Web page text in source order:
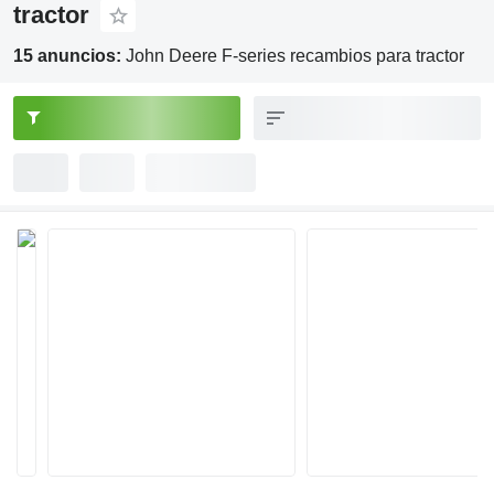
tractor
15 anuncios: John Deere F-series recambios para tractor